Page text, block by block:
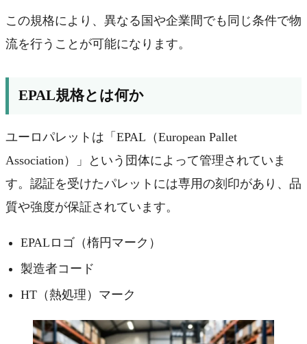
この規格により、異なる国や企業間でも同じ条件で物
流を行うことが可能になります。
EPAL規格とは何か
ユーロパレットは「EPAL（European Pallet
Association）」という団体によって管理されていま
す。認証を受けたパレットには専用の刻印があり、品
質や強度が保証されています。
EPALロゴ（楕円マーク）
製造者コード
HT（熱処理）マーク